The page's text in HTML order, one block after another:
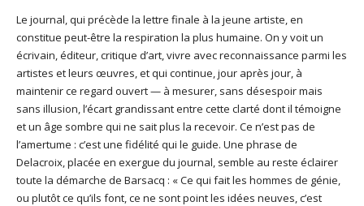
Le journal, qui précède la lettre finale à la jeune artiste, en
constitue peut-être la respiration la plus humaine. On y voit un
écrivain, éditeur, critique d’art, vivre avec reconnaissance parmi les
artistes et leurs œuvres, et qui continue, jour après jour, à
maintenir ce regard ouvert — à mesurer, sans désespoir mais
sans illusion, l’écart grandissant entre cette clarté dont il témoigne
et un âge sombre qui ne sait plus la recevoir. Ce n’est pas de
l’amertume : c’est une fidélité qui le guide. Une phrase de
Delacroix, placée en exergue du journal, semble au reste éclairer
toute la démarche de Barsacq : « Ce qui fait les hommes de génie,
ou plutôt ce qu’ils font, ce ne sont point les idées neuves, c’est